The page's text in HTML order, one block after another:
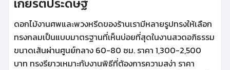
ดอกไม้งานศพและพวงหรีดของร้านเรามีหลายรูปทรงให้เลือก
ทรงกลมเป็นแบบมาตรฐานที่เห็นบ่อยที่สุดในงานสวดอภิธรรม
ขนาดเส้นผ่านศูนย์กลาง 60-80 ซม. ราคา 1,300-2,500
บาท ทรงรียาวเหมาะกับงานพิธีที่ต้องการความสง่า ราคา